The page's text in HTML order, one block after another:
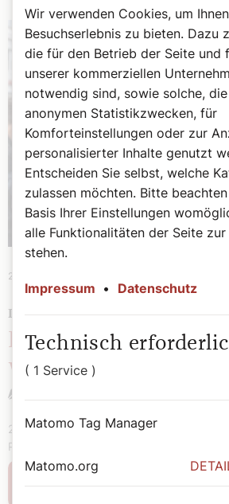
28. Juli 2026
PENSION
Faber: "Es wird mir
werden"
2027 geht Österreichs bekanntester
Pension. Jetzt plant er sein letztes Jahr als
Weiterlesen
Wir verwenden Cookies, um
Besuchserlebnis zu bieten. Dazu
die für den Betrieb der Seite und
unserer kommerziellen
notwendig sind, sowie solche,
anonymen Statistikzwecken, für
Komforteinstellungen oder zur
personalisierter Inhalte genutzt
Entscheiden Sie selbst, welche
zulassen möchten. Bitte
Basis Ihrer Einstellungen
alle Funktionalitäten der Seite
stehen.
Impressum • Datenschutz
Technisch
( 1 Service )
Matomo Tag Manager
Matomo.org